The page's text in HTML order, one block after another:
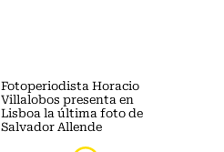
Fotoperiodista Horacio
Villalobos presenta en
Lisboa la última foto de
Salvador Allende